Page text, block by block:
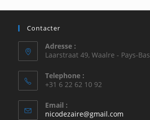
Contacter
Adresse :
Laarstraat 49, Waalre - Pays-Bas
Telephone :
+31 6 22 62 10 92
Email :
nicodezaire@gmail.com